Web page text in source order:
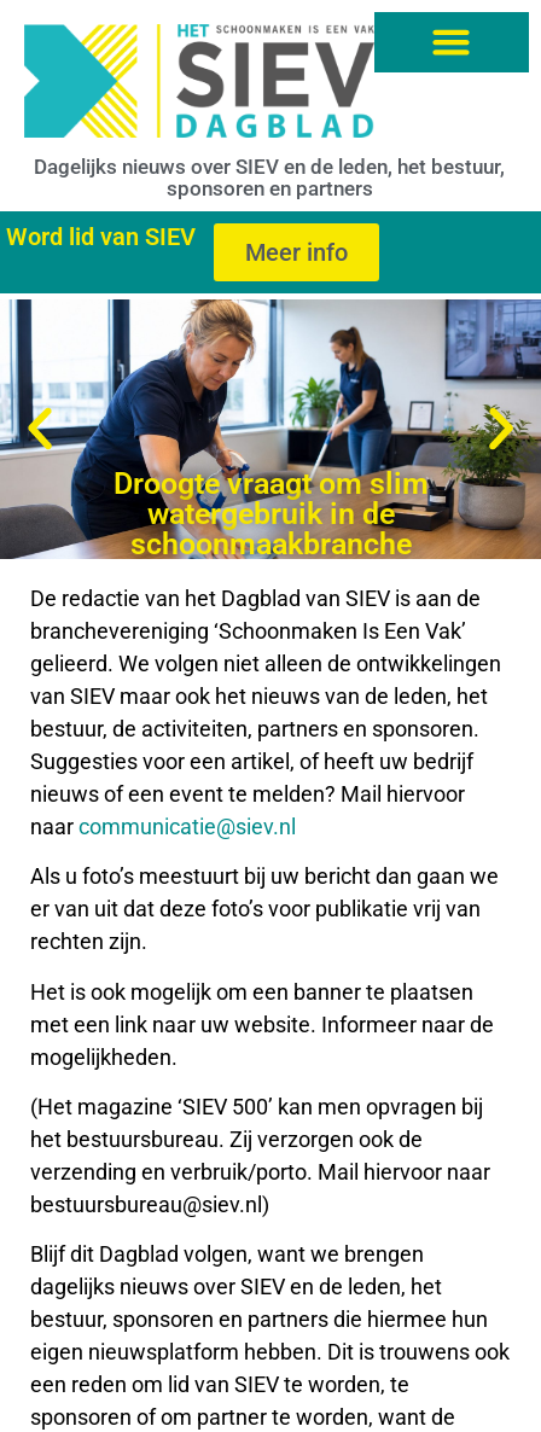
Dagelijks nieuws over SIEV en de leden, het bestuur,
sponsoren en partners
Word lid van SIEV
Meer info
Droogte vraagt om slim
watergebruik in de
schoonmaakbranche
De redactie van het Dagblad van SIEV is aan de
branchevereniging ‘Schoonmaken Is Een Vak’
gelieerd. We volgen niet alleen de ontwikkelingen
van SIEV maar ook het nieuws van de leden, het
bestuur, de activiteiten, partners en sponsoren.
Suggesties voor een artikel, of heeft uw bedrijf
nieuws of een event te melden? Mail hiervoor
naarcommunicatie@siev.nl
Als u foto’s meestuurt bij uw bericht dan gaan we
er van uit dat deze foto’s voor publikatie vrij van
rechten zijn.
Het is ook mogelijk om een banner te plaatsen
met een link naar uw website. Informeer naar de
mogelijkheden.
(Het magazine ‘SIEV 500’ kan men opvragen bij
het bestuursbureau. Zij verzorgen ook de
verzending en verbruik/porto. Mail hiervoor naar
bestuursbureau@siev.nl)
Blijf dit Dagblad volgen, want we brengen
dagelijks nieuws over SIEV en de leden, het
bestuur, sponsoren en partners die hiermee hun
eigen nieuwsplatform hebben. Dit is trouwens ook
een reden om lid van SIEV te worden, te
sponsoren of om partner te worden, want de